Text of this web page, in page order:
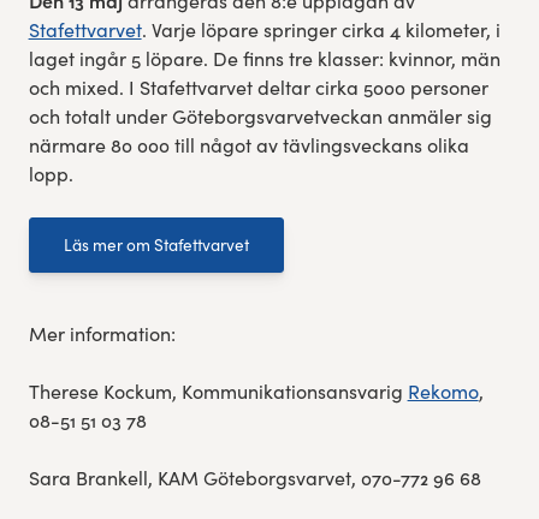
Stafettvarvet. Varje löpare springer cirka 4 kilometer, i
laget ingår 5 löpare. De finns tre klasser: kvinnor, män
och mixed. I Stafettvarvet deltar cirka 5000 personer
och totalt under Göteborgsvarvetveckan anmäler sig
närmare 80 000 till något av tävlingsveckans olika
lopp.
Läs mer om Stafettvarvet
Mer information:
Therese Kockum, Kommunikationsansvarig ​Rekomo,
08-51 51 03 78
​Sara Brankell, KAM ​Göteborgsvarvet, 070-772 96 68